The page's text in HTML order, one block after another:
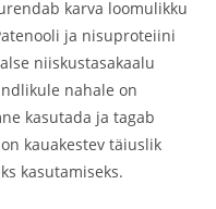
karva loomulikku
ja nisuproteiini
niiskustasakaalu
nahale on
kasutada ja tagab
kauakestev täiuslik
kasutamiseks.